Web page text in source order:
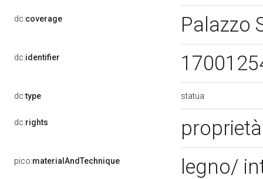
dc:coverage Palazzo
dc:identifier
dc:type statua
dc:rights
pico:materialAndTechnique legno/